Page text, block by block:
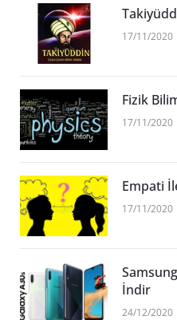
17/11/2020
Fizik
17/11/2020
Empati
17/11/2020
İndir
24/12/2020